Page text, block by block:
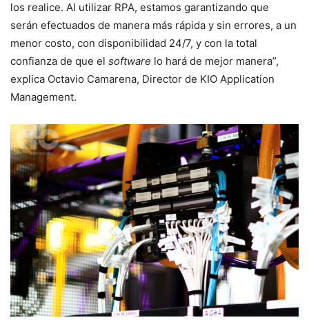
los realice. Al utilizar RPA, estamos garantizando que
serán efectuados de manera más rápida y sin errores, a un
menor costo, con disponibilidad 24/7, y con la total
confianza de que el software lo hará de mejor manera”,
explica Octavio Camarena, Director de KIO Application
Management.